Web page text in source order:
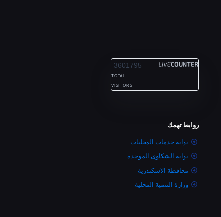
3601795
TOTAL
VISITORS
روابط تهمك
بوابة خدمات المحليات
بوابة الشكاوى الموحده
محافظة الاسكندرية
وزارة التنمية المحلية